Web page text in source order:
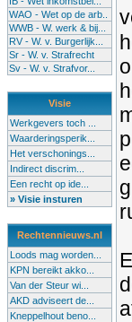
WAO - Wet op de arb..
WWB - W. werk & bij...
RV - W. v. Burgerlijk...
Sr - W. v. Strafrecht
Sv - W. v. Strafvor...
Visie
Werkgevers toch ...
Waarderingsperik...
Het verschonings...
Indirect discrim...
Een recht op ide...
» Visie insturen
Rechtennieuws.nl
Loods mag worden...
KPN bereikt akko...
Van der Steur wi...
AKD adviseert de...
Kneppelhout beno...